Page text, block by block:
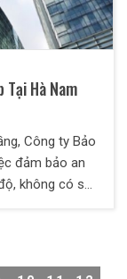
Tại Hà Nam
Công ty Bảo
đảm bảo an
không có sự